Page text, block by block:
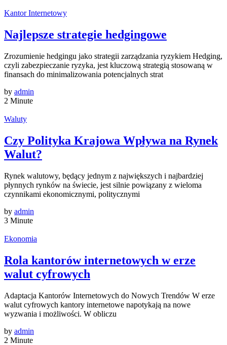
Kantor Internetowy
Najlepsze strategie hedgingowe
Zrozumienie hedgingu jako strategii zarządzania ryzykiem Hedging,
czyli zabezpieczanie ryzyka, jest kluczową strategią stosowaną w
finansach do minimalizowania potencjalnych strat
by admin
2 Minute
Waluty
Czy Polityka Krajowa Wpływa na Rynek
Walut?
Rynek walutowy, będący jednym z największych i najbardziej
płynnych rynków na świecie, jest silnie powiązany z wieloma
czynnikami ekonomicznymi, politycznymi
by admin
3 Minute
Ekonomia
Rola kantorów internetowych w erze
walut cyfrowych
Adaptacja Kantorów Internetowych do Nowych Trendów W erze
walut cyfrowych kantory internetowe napotykają na nowe
wyzwania i możliwości. W obliczu
by admin
2 Minute